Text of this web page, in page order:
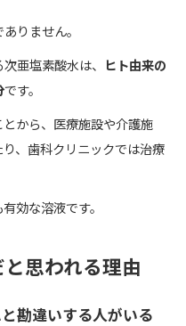
りません。
亜塩素酸水は、
ヒト由来の
です。
から、医療施設や介護施
、歯科クリニックでは治療
効な溶液です。
思われる理由
勘違いする人がいる